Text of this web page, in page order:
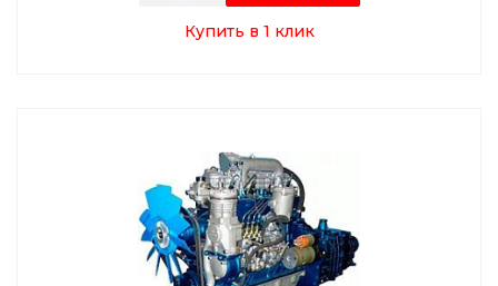
Купить в 1 клик